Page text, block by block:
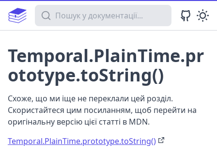
Пошук у документації
Temporal.PlainTime.pr
ototype.toString()
Схоже, що ми іще не переклали цей розділ.
Скористайтеся цим посиланням, щоб перейти на
оригінальну версію цієї статті в MDN.
Temporal.PlainTime.prototype.toString()